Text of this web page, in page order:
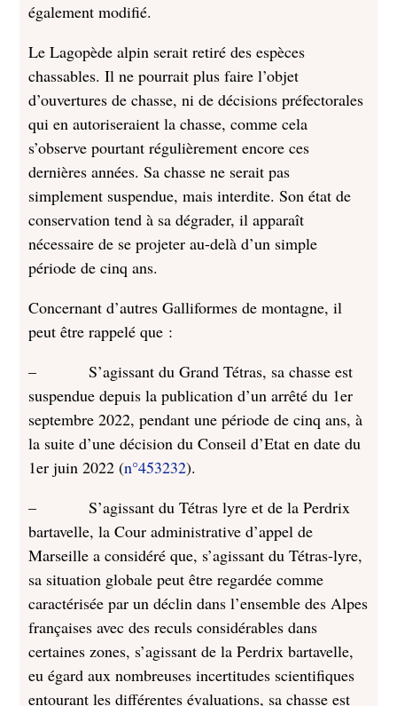
également modifié.
Le Lagopède alpin serait retiré des espèces
chassables. Il ne pourrait plus faire l’objet
d’ouvertures de chasse, ni de décisions préfectorales
qui en autoriseraient la chasse, comme cela
s’observe pourtant régulièrement encore ces
dernières années. Sa chasse ne serait pas
simplement suspendue, mais interdite. Son état de
conservation tend à sa dégrader, il apparaît
nécessaire de se projeter au-delà d’un simple
période de cinq ans.
Concernant d’autres Galliformes de montagne, il
peut être rappelé que :
– S’agissant du Grand Tétras, sa chasse est
suspendue depuis la publication d’un arrêté du 1er
septembre 2022, pendant une période de cinq ans, à
la suite d’une décision du Conseil d’Etat en date du
1er juin 2022 (n°453232).
– S’agissant du Tétras lyre et de la Perdrix
bartavelle, la Cour administrative d’appel de
Marseille a considéré que, s’agissant du Tétras-lyre,
sa situation globale peut être regardée comme
caractérisée par un déclin dans l’ensemble des Alpes
françaises avec des reculs considérables dans
certaines zones, s’agissant de la Perdrix bartavelle,
eu égard aux nombreuses incertitudes scientifiques
entourant les différentes évaluations, sa chasse est